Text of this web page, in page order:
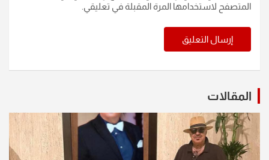
المتصفح لاستخدامها المرة المقبلة في تعليقي.
المقالات